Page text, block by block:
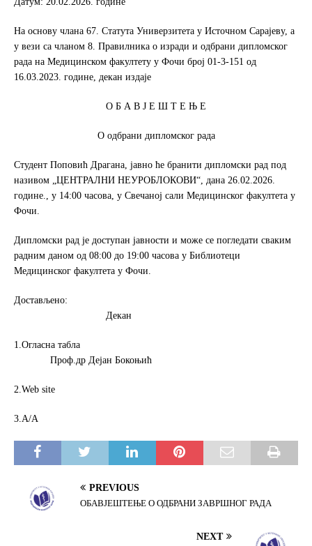
o
k
r
На основу члана 67. Статута Универзитета у Источном Сарајеву, а
у вези са чланом 8. Правилника о изради и одбрани дипломског
рада на Медицинском факултету у Фочи број 01-3-151 од
16.03.2023. године, декан издаје
О Б А В Ј Е Ш Т Е Њ Е
О одбрани дипломског рада
Студент Поповић Драгана, јавно ће бранити дипломски рад под
називом „ЦЕНТРАЛНИ НЕУРОБЛОКОВИ“, дана 26.02.2026.
године., у 14:00 часова, у Свечаној сали Медицинског факултета у
Фочи.
Дипломски рад је доступан јавности и може се погледати сваким
радним даном од 08:00 до 19:00 часова у Библиотеци
Медицинског факултета у Фочи.
Достављено:
Декан
1.Огласна табла
Проф.др Дејан Бокоњић
2.Web site
3.А/А
PREVIOUS
ОБАВЈЕШТЕЊЕ О ОДБРАНИ ЗАВРШНОГ РАДА
NEXT